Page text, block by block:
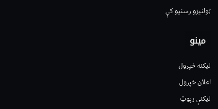
ټولنیزو رسنیو کې
مینو
لیکنه خپرول
اعلان خپرول
لیکنې رپوټ